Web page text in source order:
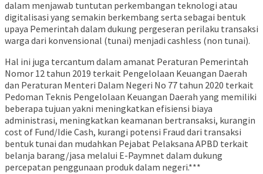
dalam menjawab tuntutan perkembangan teknologi atau
digitalisasi yang semakin berkembang serta sebagai bentuk
upaya Pemerintah dalam dukung pergeseran perilaku transaksi
warga dari konvensional (tunai) menjadi cashless (non tunai).
Hal ini juga tercantum dalam amanat Peraturan Pemerintah
Nomor 12 tahun 2019 terkait Pengelolaan Keuangan Daerah
dan Peraturan Menteri Dalam Negeri No 77 tahun 2020 terkait
Pedoman Teknis Pengelolaan Keuangan Daerah yang memiliki
beberapa tujuan yakni meningkatkan efisiensi biaya
administrasi, meningkatkan keamanan bertransaksi, kurangin
cost of Fund/Idie Cash, kurangi potensi Fraud dari transaksi
bentuk tunai dan mudahkan Pejabat Pelaksana APBD terkait
belanja barang/jasa melalui E-Paymnet dalam dukung
percepatan penggunaan produk dalam negeri.***